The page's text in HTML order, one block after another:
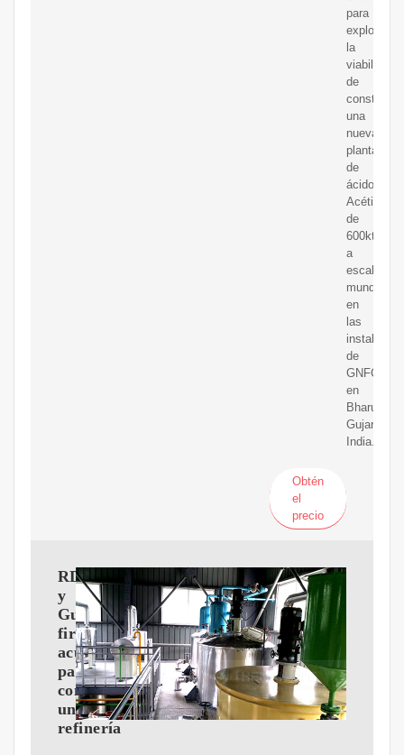
para
explorar
la
viabilidad
de
construir
una
nueva
planta
de
ácido
Acético
de
600kt
a
escala
mundial
en
las
de
GNFC
en
Bharuch,
Gujarat,
India.
Obtén
el
precio
RD
y
Guyana
firman
acuerdos
para
construir
una
refinería